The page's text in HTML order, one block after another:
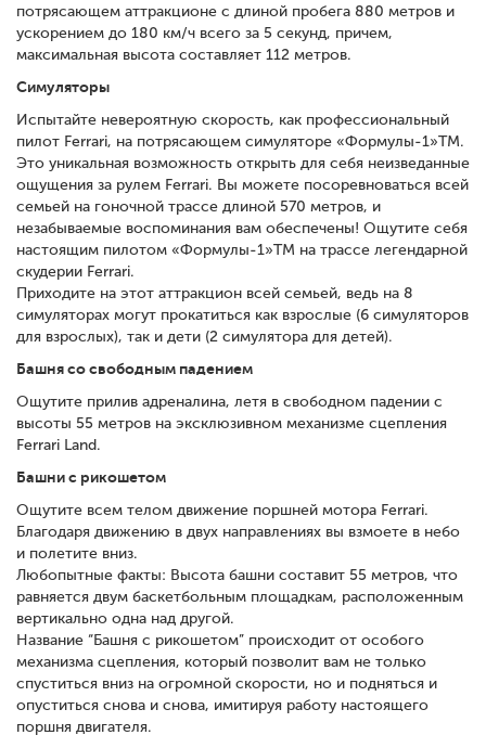
потрясающем аттракционе с длиной пробега 880 метров и
ускорением до 180 км/ч всего за 5 секунд, причем,
максимальная высота составляет 112 метров.
Симуляторы
Испытайте невероятную скорость, как профессиональный
пилот Ferrari, на потрясающем симуляторе «Формулы-1»TM.
Это уникальная возможность открыть для себя неизведанные
ощущения за рулем Ferrari. Вы можете посоревноваться всей
семьей на гоночной трассе длиной 570 метров, и
незабываемые воспоминания вам обеспечены! Ощутите себя
настоящим пилотом «Формулы-1»TM на трассе легендарной
скудерии Ferrari.
Приходите на этот аттракцион всей семьей, ведь на 8
симуляторах могут прокатиться как взрослые (6 симуляторов
для взрослых), так и дети (2 симулятора для детей).
Башня со свободным падением
Ощутите прилив адреналина, летя в свободном падении с
высоты 55 метров на эксклюзивном механизме сцепления
Ferrari Land.
Башни с рикошетом
Ощутите всем телом движение поршней мотора Ferrari.
Благодаря движению в двух направлениях вы взмоете в небо
и полетите вниз.
Любопытные факты: Высота башни составит 55 метров, что
равняется двум баскетбольным площадкам, расположенным
вертикально одна над другой.
Название “Башня с рикошетом” происходит от особого
механизма сцепления, который позволит вам не только
спуститься вниз на огромной скорости, но и подняться и
опуститься снова и снова, имитируя работу настоящего
поршня двигателя.